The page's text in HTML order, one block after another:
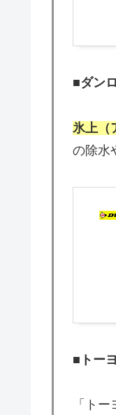
■ダン
氷上（
の除水
■ トー
「ト